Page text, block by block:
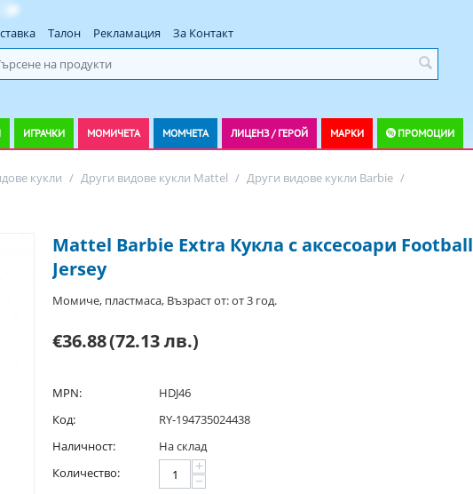
Талон Рекламация За Контакт
ИГРАЧКИ МОМИЧЕТА МОМЧЕТА ЛИЦЕНЗ / ГЕРОЙ МАРКИ ПРОМОЦИИ
кукли / Други видове кукли Mattel / Други видове кукли Barbie /
Mattel Barbie Extra Кукла с аксесоари Football
Jersey
Момиче, пластмаса, Възраст от: от 3 год.
€36.88(72.13 лв.)
MPN:
HDJ46
Код:
RY-194735024438
Наличност:
На склад
Количество:
+
−